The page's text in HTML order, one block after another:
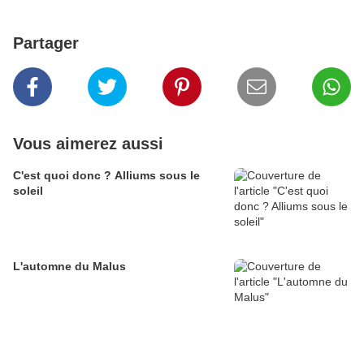
Partager
Vous aimerez aussi
C'est quoi donc ? Alliums sous le
soleil
L'automne du Malus